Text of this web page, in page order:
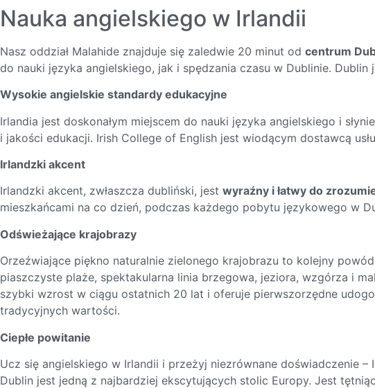
Nauka angielskiego w Irlandii
Nasz oddział Malahide znajduje się zaledwie 20 minut od centrum
do nauki języka angielskiego, jak i spędzania czasu w Dublinie. Dublin
Wysokie angielskie standardy edukacyjne
Irlandia jest doskonałym miejscem do nauki języka angielskiego i
i jakości edukacji. Irish College of English jest wiodącym dostawcą
Irlandzki akcent
Irlandzki akcent, zwłaszcza dubliński, jest wyraźny i łatwy do
mieszkańcami na co dzień, podczas każdego pobytu językowego w
Odświeżające krajobrazy
Orzeźwiające piękno naturalnie zielonego krajobrazu to kolejny
piaszczyste plaże, spektakularna linia brzegowa, jeziora, wzgórza i
szybki wzrost w ciągu ostatnich 20 lat i oferuje pierwszorzędne
tradycyjnych wartości.
Ciepłe powitanie
Ucz się angielskiego w Irlandii i przeżyj niezrównane doświadczenie
Dublin jest jedną z najbardziej ekscytujących stolic Europy. Jest